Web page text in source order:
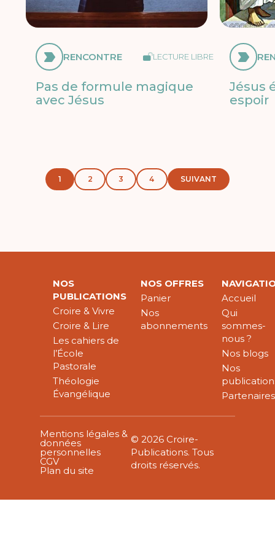
RENCONTRE LECTURE LIBRE
Pas de formule magique
avec Jésus
Jésus
espoir
1 2 3 4 SUIVANT
NOS
PUBLICATIONS
Croire & Vivre
Croire & Lire
Les cahiers de
l’École
Pastorale
Théologie
Évangélique
NOS OFFRES
Panier
Nos
abonnements
Accueil
Qui
sommes-
nous ?
Nos blogs
Nos
Partenaires
Mentions légales &
données
personnelles
CGV
Plan du site
© 2026 Croire-
Publications. Tous
droits réservés.